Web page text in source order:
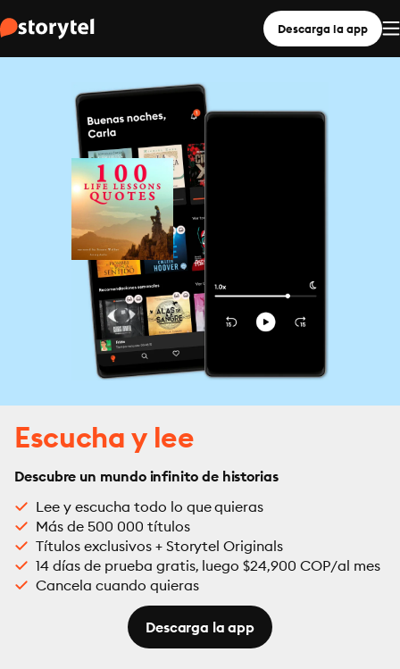
Descarga la app
Escucha y lee
Descubre un mundo infinito de historias
Lee y escucha todo lo que quieras
Más de 500 000 títulos
Títulos exclusivos + Storytel Originals
14 días de prueba gratis, luego $24,900 COP/al mes
Cancela cuando quieras
Descarga la app